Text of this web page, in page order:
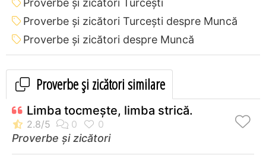
Proverbe și zicători Turceşti
Proverbe și zicători Turceşti despre Muncă
Proverbe și zicători despre Muncă
Proverbe și zicători similare
Limba tocmeşte, limba strică.
Proverbe și zicători